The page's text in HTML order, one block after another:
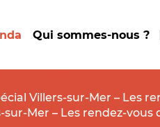
Qui sommes-nous ?
Villers-sur-Mer – Les
Mer – Les rendez-vous